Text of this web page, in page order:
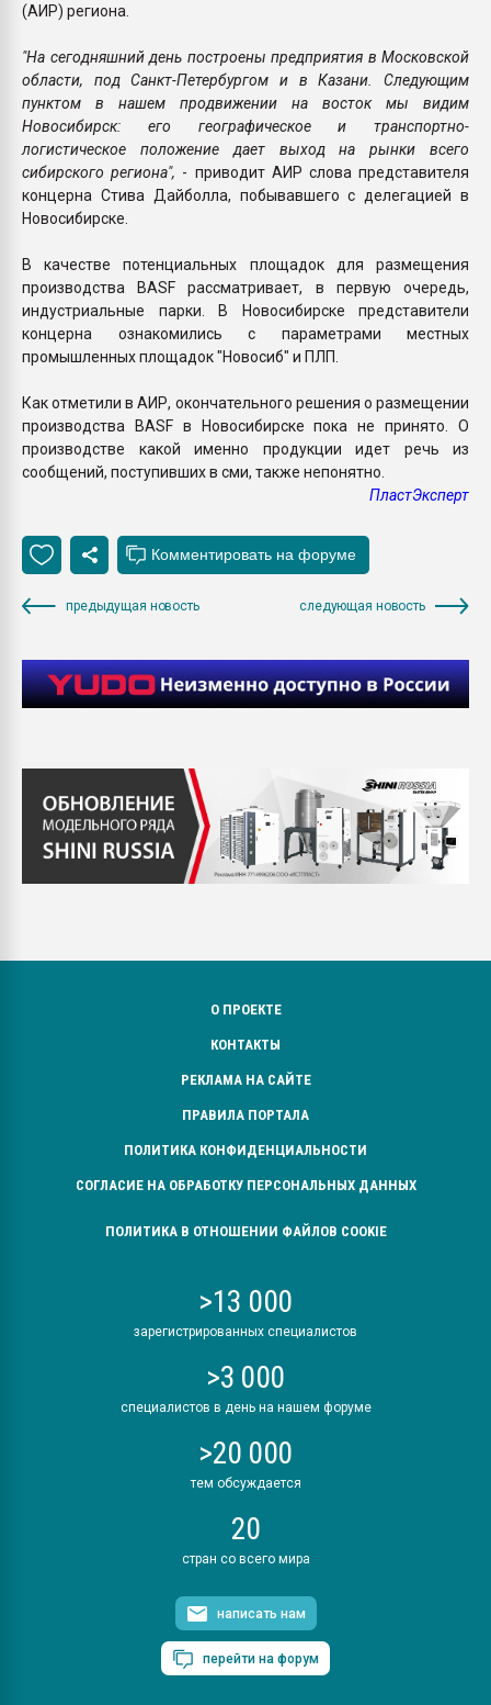
(АИР) региона.
"На сегодняшний день построены предприятия в Московской
области, под Санкт-Петербургом и в Казани. Следующим
пунктом в нашем продвижении на восток мы видим
Новосибирск: его географическое и транспортно-
логистическое положение дает выход на рынки всего
сибирского региона", - приводит АИР слова представителя
концерна Стива Дайболла, побывавшего с делегацией в
Новосибирске.
В качестве потенциальных площадок для размещения
производства BASF рассматривает, в первую очередь,
индустриальные парки. В Новосибирске представители
концерна ознакомились с параметрами местных
промышленных площадок "Новосиб" и ПЛП.
Как отметили в АИР, окончательного решения о размещении
производства BASF в Новосибирске пока не принято. О
производстве какой именно продукции идет речь из
сообщений, поступивших в сми, также непонятно.
ПластЭксперт
предыдущая новость следующая новость
О ПРОЕКТЕ
КОНТАКТЫ
РЕКЛАМА НА САЙТЕ
ПРАВИЛА ПОРТАЛА
ПОЛИТИКА КОНФИДЕНЦИАЛЬНОСТИ
СОГЛАСИЕ НА ОБРАБОТКУ ПЕРСОНАЛЬНЫХ ДАННЫХ
ПОЛИТИКА В ОТНОШЕНИИ ФАЙЛОВ COOKIE
>13 000
зарегистрированных специалистов
>3 000
специалистов в день на нашем форуме
>20 000
тем обсуждается
20
стран со всего мира
написать нам
перейти на форум